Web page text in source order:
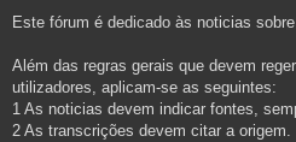
n
a
g
e
m
Este fórum é dedicado às noticias
Além das regras gerais que devem
utilizadores, aplicam-se as seguintes:
1 As noticias devem indicar fontes,
2 As transcrições devem citar a origem.